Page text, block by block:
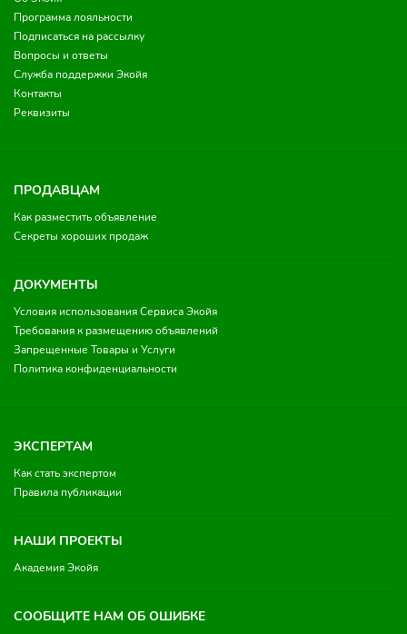
Программа лояльности
Подписаться на рассылку
Вопросы и ответы
Служба поддержки Экойя
Контакты
Реквизиты
ПРОДАВЦАМ
Как разместить объявление
Секреты хороших продаж
ДОКУМЕНТЫ
Условия использования Сервиса Экойя
Требования к размещению объявлений
Запрещенные Товары и Услуги
Политика конфиденциальности
ЭКСПЕРТАМ
Как стать экспертом
Правила публикации
НАШИ ПРОЕКТЫ
Академия Экойя
СООБЩИТЕ НАМ ОБ ОШИБКЕ